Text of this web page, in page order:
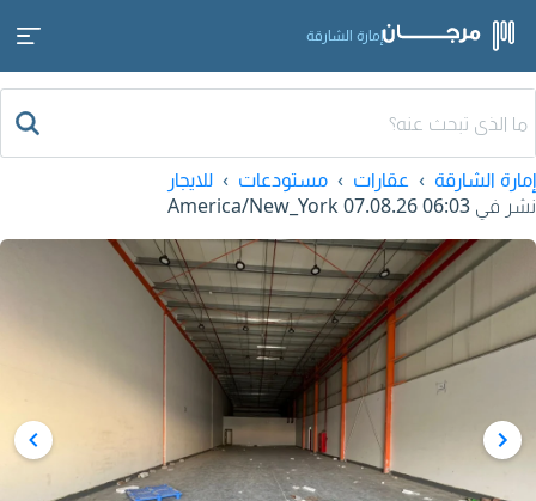
إمارة الشارقة
إمارة الشارقة عقارات مستودعات
للايجار
نشر في 07.08.26 06:03